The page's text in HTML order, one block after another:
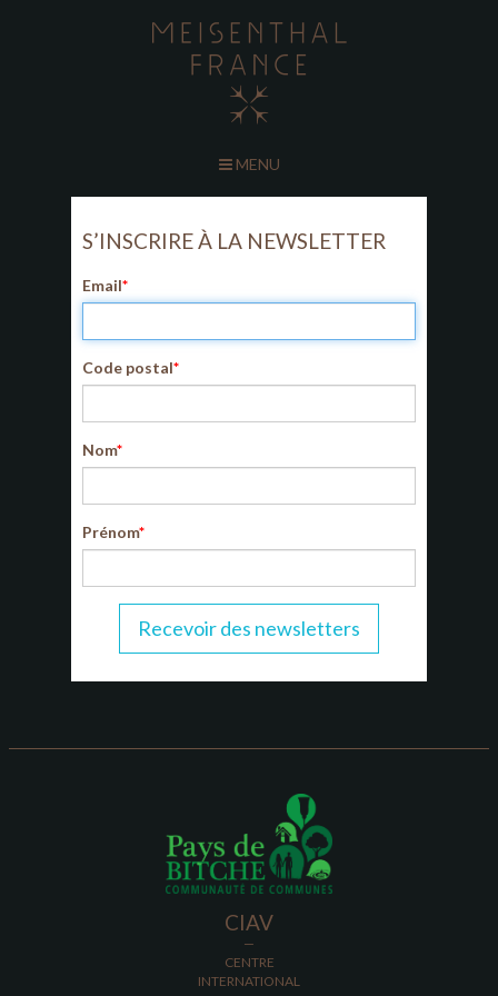
MENU
S’INSCRIRE À LA NEWSLETTER
Email
Code postal
Nom
Prénom
Recevoir des newsletters
CIAV
—
CENTRE
INTERNATIONAL